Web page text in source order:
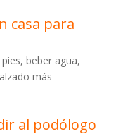
casa para
beber agua,
más
al podólogo